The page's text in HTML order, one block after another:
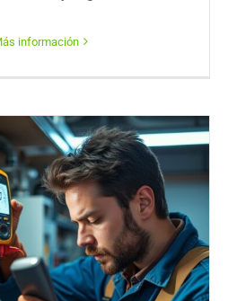
información